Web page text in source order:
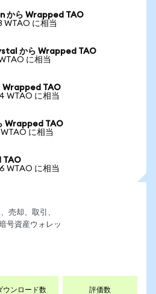
から Wrapped TAO
WTAO に相当
から Wrapped TAO
に相当
Wrapped TAO
WTAO に相当
Wrapped TAO
に相当
TAO
WTAO に相当
売却、取引、
号資産ウォレッ
ウンロード数 評価数